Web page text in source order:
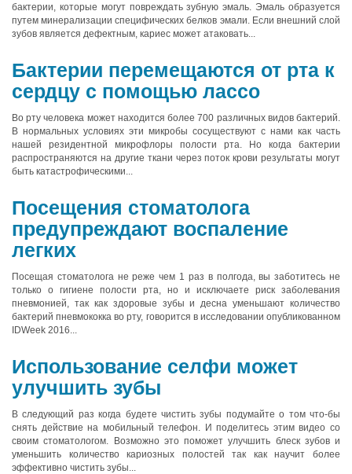
бактерии, которые могут повреждать зубную эмаль. Эмаль образуется
путем минерализации специфических белков эмали. Если внешний слой
зубов является дефектным, кариес может атаковать...
Бактерии перемещаются от рта к
сердцу с помощью лассо
Во рту человека может находится более 700 различных видов бактерий.
В нормальных условиях эти микробы сосуществуют с нами как часть
нашей резидентной микрофлоры полости рта. Но когда бактерии
распространяются на другие ткани через поток крови результаты могут
быть катастрофическими...
Посещения стоматолога
предупреждают воспаление
легких
Посещая стоматолога не реже чем 1 раз в полгода, вы заботитесь не
только о гигиене полости рта, но и исключаете риск заболевания
пневмонией, так как здоровые зубы и десна уменьшают количество
бактерий пневмококка во рту, говорится в исследовании опубликованном
IDWeek 2016...
Использование селфи может
улучшить зубы
В следующий раз когда будете чистить зубы подумайте о том что-бы
снять действие на мобильный телефон. И поделитесь этим видео со
своим стоматологом. Возможно это поможет улучшить блеск зубов и
уменьшить количество кариозных полостей так как научит более
эффективно чистить зубы...